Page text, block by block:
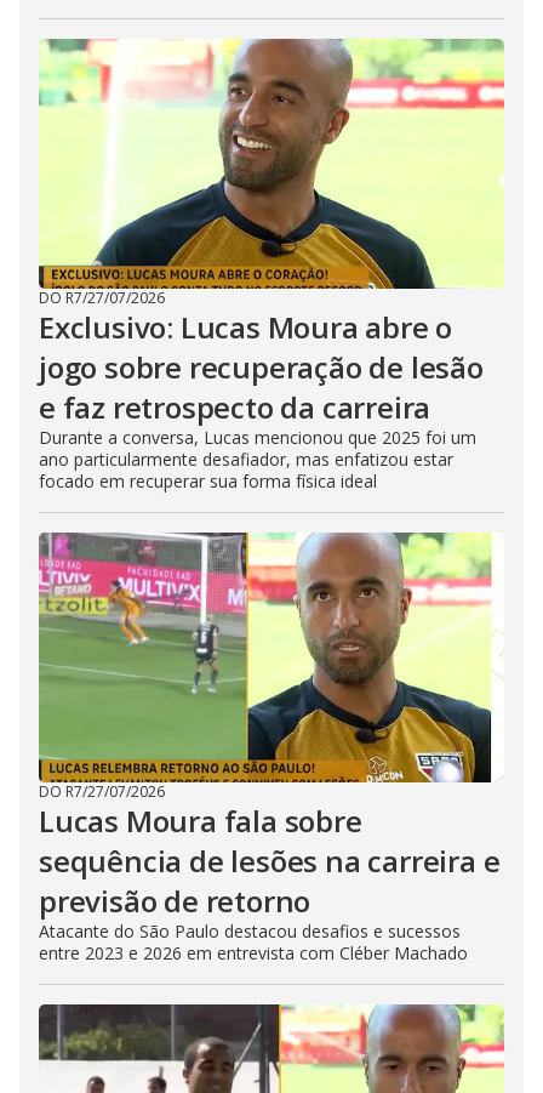
DO R7/27/07/2026
Exclusivo: Lucas Moura abre o
jogo sobre recuperação de lesão
e faz retrospecto da carreira
Durante a conversa, Lucas mencionou que 2025 foi um
ano particularmente desafiador, mas enfatizou estar
focado em recuperar sua forma física ideal
DO R7/27/07/2026
Lucas Moura fala sobre
sequência de lesões na carreira e
previsão de retorno
Atacante do São Paulo destacou desafios e sucessos
entre 2023 e 2026 em entrevista com Cléber Machado